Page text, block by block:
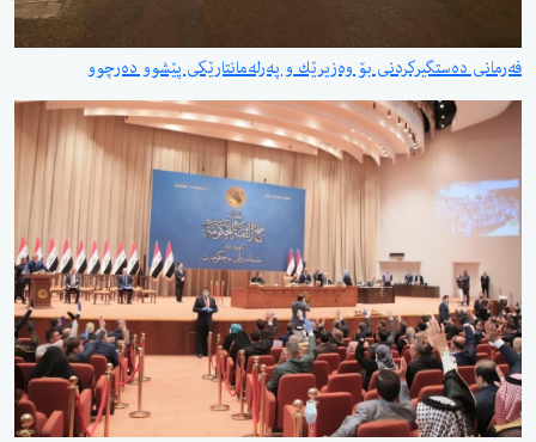
فەرمانی دەستگیركردنی بۆ وەزیرێك و پەرلەمانتارێكی پێشوو دەرچوو